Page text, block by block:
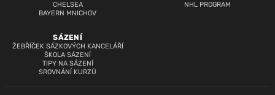
CHELSEA
BAYERN MNICHOV
NHL PROGRAM
SÁZENÍ
ŽEBŘÍČEK SÁZKOVÝCH KANCELÁŘÍ
ŠKOLA SÁZENÍ
TIPY NA SÁZENÍ
SROVNÁNÍ KURZŮ